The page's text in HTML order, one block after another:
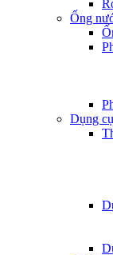
Ống
Dụng